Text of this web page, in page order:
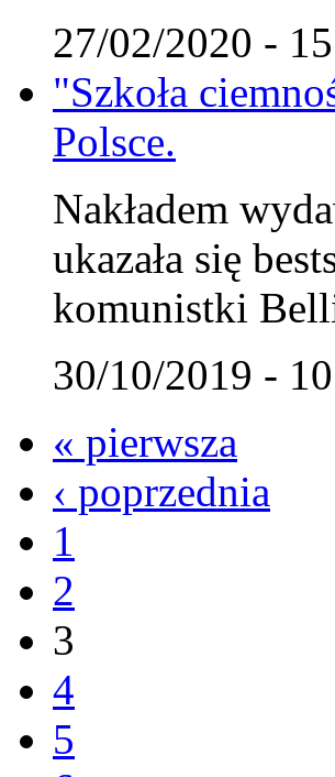
27/02/2020 -
"Szkoła
Polsce.
Nakładem
ukazała się
komunistki
30/10/2019 -
« pierwsza
‹ poprzednia
1
2
3
4
5